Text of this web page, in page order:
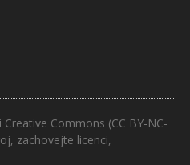
Creative Commons (CC BY-NC-
zachovejte licenci,